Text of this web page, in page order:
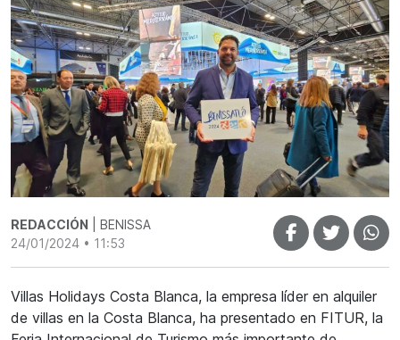
REDACCIÓN
| BENISSA
24/01/2024 • 11:53
Villas Holidays Costa Blanca, la empresa líder en alquiler
de villas en la Costa Blanca, ha presentado en FITUR, la